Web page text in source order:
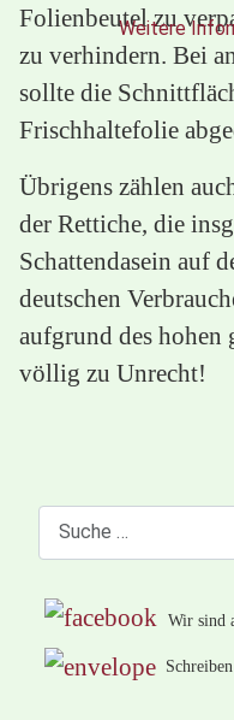
Folienbeutel zu
zu verhindern. Bei
sollte die
Frischhaltefolie
Übrigens zählen
der Rettiche, die
Schattendasein auf
deutschen
aufgrund des hohen
völlig zu Unrecht!
Wir sind
Weitere